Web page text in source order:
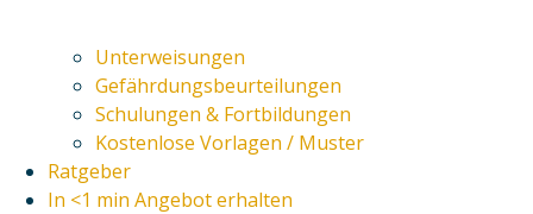
Unterweisungen
Gefährdungsbeurteilungen
Schulungen & Fortbildungen
Kostenlose Vorlagen / Muster
Ratgeber
In <1 min Angebot erhalten